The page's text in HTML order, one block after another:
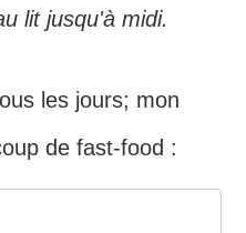
lit jusqu'à midi.
les jours; mon
de fast-food :